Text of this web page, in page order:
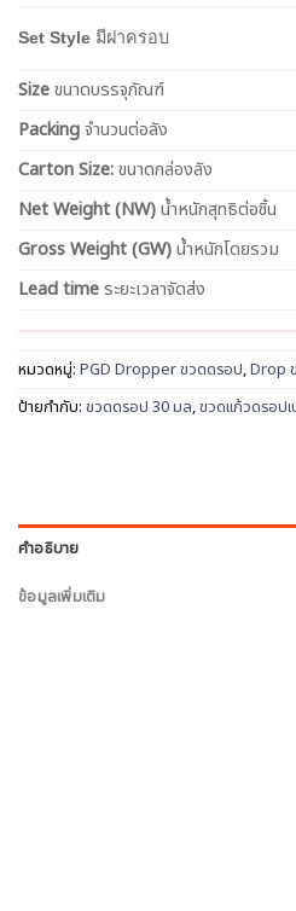
Set Style มีฝาครอบ
Sizeขนาดบรรจุภัณฑ์
Packingจำนวนต่อลัง
Carton Size:ขนาดกล่องลัง
NetWeight (NW)น้ำหนักสุทธิต่อชิ้น
Gross Weight (GW)น้ำหนักโดยรวม
Lead time ระยะเวลาจัดส่ง
หมวดหมู่: PGD Dropper ขวดดรอป,Drop
ป้ายกำกับ: ขวดดรอป 30 มล,ขวดแก้วดรอป
คำอธิบาย
ข้อมูลเพิ่มเติม